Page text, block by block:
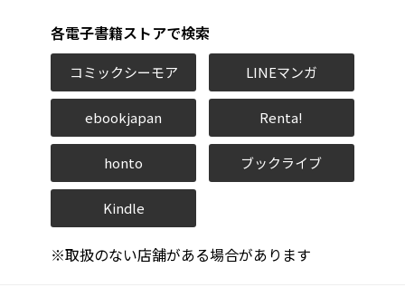
各電子書籍ストアで検索
コミックシーモア LINEマンガ
ebookjapan Renta!
honto ブックライブ
Kindle
※取扱のない店舗がある場合があります